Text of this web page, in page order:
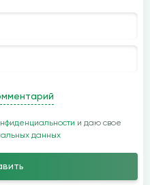
и даю свое
данных